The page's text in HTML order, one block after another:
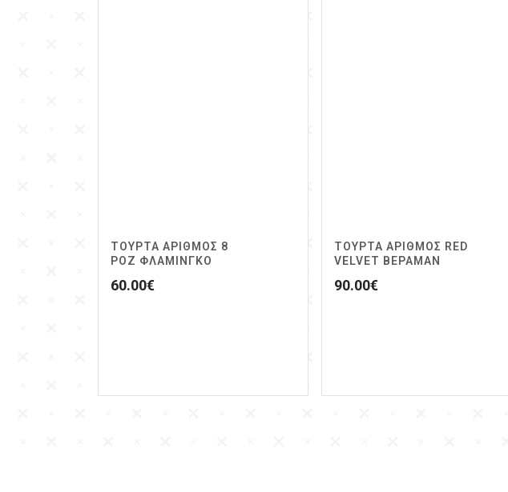
ΤΟΥΡΤΑ ΑΡΙΘΜΟΣ 8
ΡΟΖ ΦΛΑΜΙΝΓΚΟ
60.00€
ΤΟΥΡΤΑ ΑΡΙΘΜΟΣ RED
VELVET ΒΕΡΑΜΑΝ
90.00€